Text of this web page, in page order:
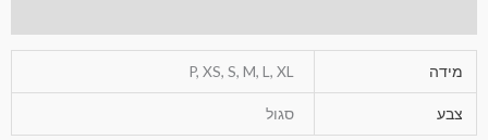
מידה P, XS, S, M, L, XL
צבע סגול